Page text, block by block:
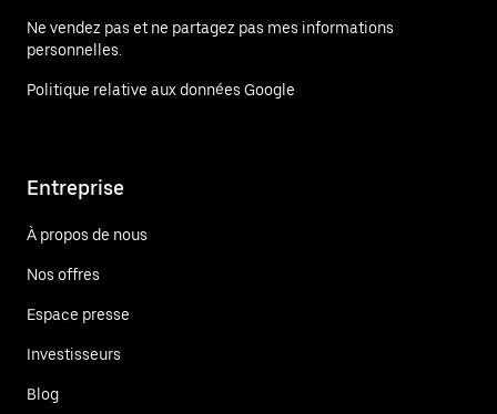
Ne vendez pas et ne partagez pas mes informations
personnelles.
Politique relative aux données Google
Entreprise
À propos de nous
Nos offres
Espace presse
Investisseurs
Blog